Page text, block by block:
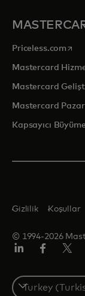
Priceless.com
Mastercard
Mastercard
Mastercard
Kapsayıcı
© 1994-2026
Gizlilik Koşullar
Select
a